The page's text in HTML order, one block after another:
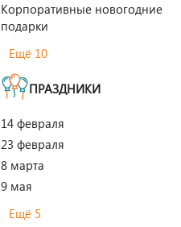
Корпоративные новогодние
подарки
Ещё 10
ПРАЗДНИКИ
14 февраля
23 февраля
8 марта
9 мая
Ещё 5